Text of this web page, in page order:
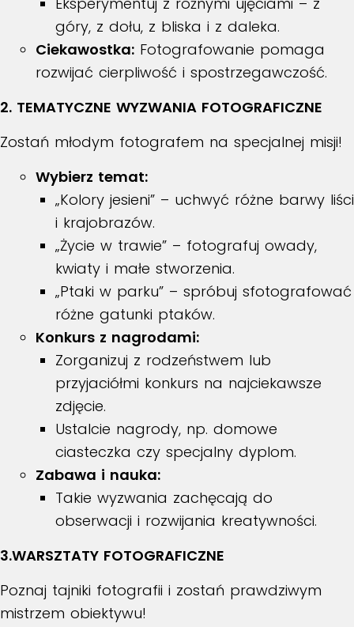
góry, z dołu, z bliska i z daleka.
Ciekawostka: Fotografowanie pomaga
rozwijać cierpliwość i spostrzegawczość.
2. TEMATYCZNE WYZWANIA FOTOGRAFICZNE
Zostań młodym fotografem na specjalnej misji!
Wybierz temat:
„Kolory jesieni” – uchwyć różne barwy liści
i krajobrazów.
„Życie w trawie” – fotografuj owady,
kwiaty i małe stworzenia.
„Ptaki w parku” – spróbuj sfotografować
różne gatunki ptaków.
Konkurs z nagrodami:
Zorganizuj z rodzeństwem lub
przyjaciółmi konkurs na najciekawsze
zdjęcie.
Ustalcie nagrody, np. domowe
ciasteczka czy specjalny dyplom.
Zabawa i nauka:
Takie wyzwania zachęcają do
obserwacji i rozwijania kreatywności.
3.WARSZTATY FOTOGRAFICZNE
Poznaj tajniki fotografii i zostań prawdziwym
mistrzem obiektywu!